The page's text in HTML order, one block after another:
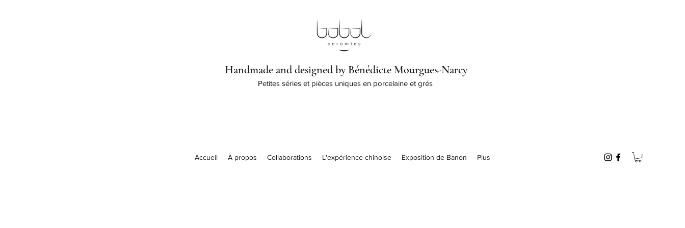
Handmade and designed by Bénédicte Mourgues-Narcy
Petites séries et pièces uniques en porcelaine et grés
Accueil À propos Collaborations L'expérience chinoise Exposition de Banon Plus